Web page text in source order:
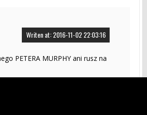
Writen at: 2016-11-02 22:03:16
PETERA MURPHY ani rusz na